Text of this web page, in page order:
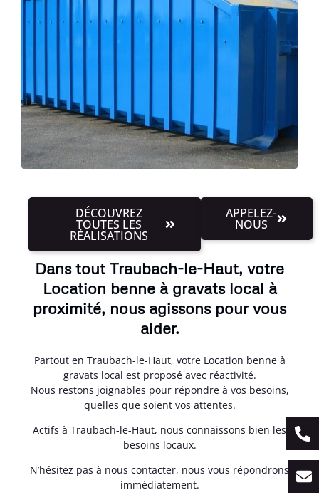
DÉCOUVREZ
TOUTES LES
RÉALISATIONS
APPELEZ-
NOUS
Dans tout Traubach-le-Haut, votre
Location benne à gravats local à
proximité, nous agissons pour vous
aider.
Partout en Traubach-le-Haut, votre Location benne à
gravats local est proposé avec réactivité.
Nous restons joignables pour répondre à vos besoins,
quelles que soient vos attentes.
Actifs à Traubach-le-Haut, nous connaissons bien les
besoins locaux.
N’hésitez pas à nous contacter, nous vous répondrons
immédiatement.